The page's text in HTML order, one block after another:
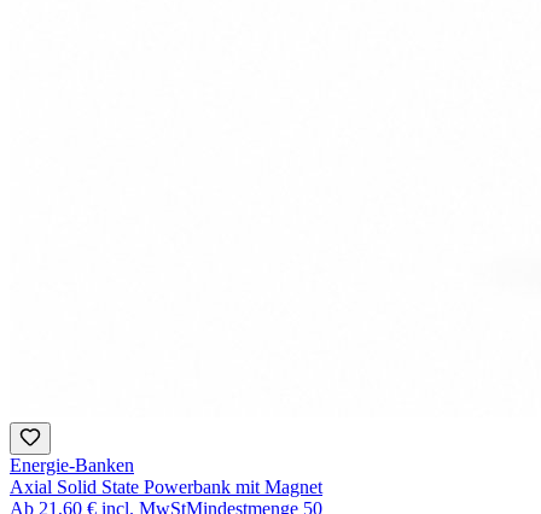
Energie-Banken
Axial Solid State Powerbank mit Magnet
Ab 21,60 € incl. MwStMindestmenge 50